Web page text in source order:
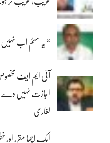
“یہ سسٹم اب نہیں
آئی ایم ایف
اجازت نہیں دے
لغاری
ایک اچھا مقرر اور